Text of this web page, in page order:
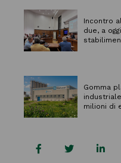
Incontro
due, a
Gomma
milioni di